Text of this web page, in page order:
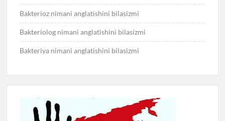
Bakterioz nimani anglatishini bilasizmi
Bakteriolog nimani anglatishini bilasizmi
Bakteriya nimani anglatishini bilasizmi